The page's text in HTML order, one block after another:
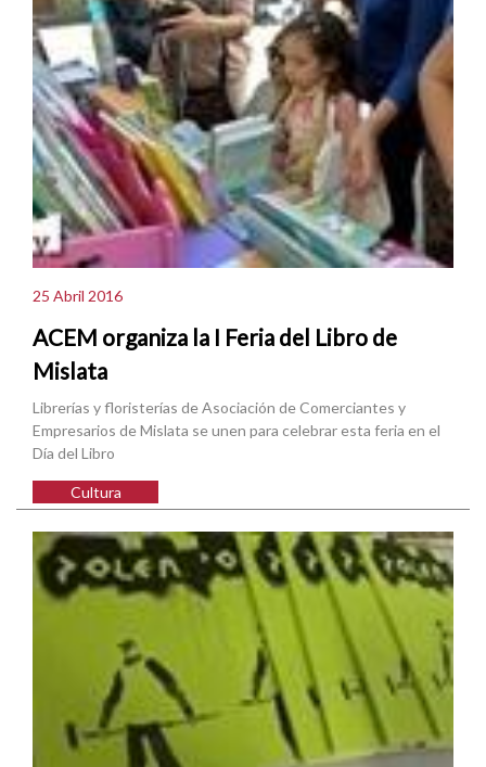
25 Abril 2016
ACEM organiza la I Feria del Libro de
Mislata
Librerías y floristerías de Asociación de Comerciantes y
Empresarios de Mislata se unen para celebrar esta feria en el
Día del Libro
Cultura